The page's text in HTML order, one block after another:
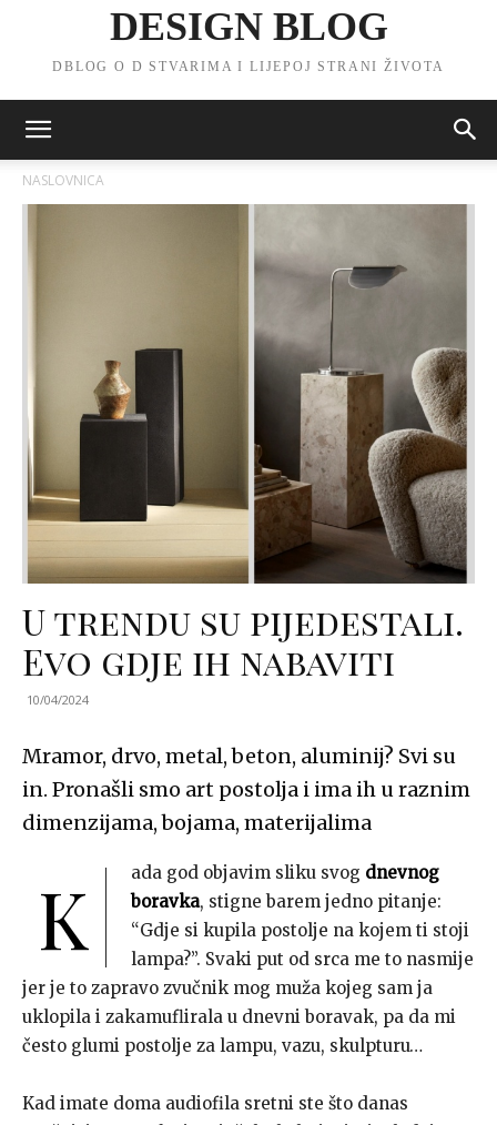
DESIGN BLOG
DBLOG O D STVARIMA I LIJEPOJ STRANI ŽIVOTA
NASLOVNICA
U trendu su pijedestali.
Evo gdje ih nabaviti
10/04/2024
Mramor, drvo, metal, beton, aluminij? Svi su
in. Pronašli smo art postolja i ima ih u raznim
dimenzijama, bojama, materijalima
K ada god objavim sliku svog dnevnog
boravka, stigne barem jedno pitanje:
“Gdje si kupila postolje na kojem ti stoji
lampa?”. Svaki put od srca me to nasmije
jer je to zapravo zvučnik mog muža kojeg sam ja
uklopila i zakamuflirala u dnevni boravak, pa da mi
često glumi postolje za lampu, vazu, skulpturu…
Kad imate doma audiofila sretni ste što danas